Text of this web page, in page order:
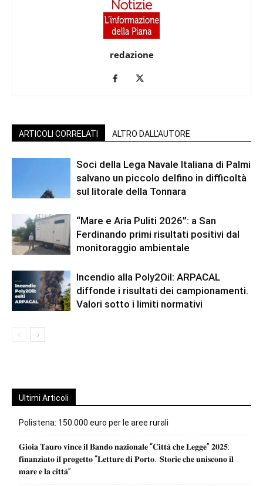
redazione
ARTICOLI CORRELATI ALTRO DALL'AUTORE
Soci della Lega Navale Italiana di Palmi
salvano un piccolo delfino in difficoltà
sul litorale della Tonnara
“Mare e Aria Puliti 2026”: a San
Ferdinando primi risultati positivi dal
monitoraggio ambientale
Incendio alla Poly2Oil: ARPACAL
diffonde i risultati dei campionamenti.
Valori sotto i limiti normativi
Ultimi Articoli
Polistena: 150.000 euro per le aree rurali
𝐆𝐢𝐨𝐢𝐚 𝐓𝐚𝐮𝐫𝐨 𝐯𝐢𝐧𝐜𝐞 𝐢𝐥 𝐁𝐚𝐧𝐝𝐨 𝐧𝐚𝐳𝐢𝐨𝐧𝐚𝐥𝐞 “𝐂𝐢𝐭𝐭𝐚̀ 𝐜𝐡𝐞 𝐋𝐞𝐠𝐠𝐞” 𝟐𝟎𝟐𝟓:
𝐟𝐢𝐧𝐚𝐧𝐳𝐢𝐚𝐭𝐨 𝐢𝐥 𝐩𝐫𝐨𝐠𝐞𝐭𝐭𝐨 “𝐋𝐞𝐭𝐭𝐮𝐫𝐞 𝐝𝐢 𝐏𝐨𝐫𝐭𝐨. 𝐒𝐭𝐨𝐫𝐢𝐞 𝐜𝐡𝐞 𝐮𝐧𝐢𝐬𝐜𝐨𝐧𝐨 𝐢𝐥
𝐦𝐚𝐫𝐞 𝐞 𝐥𝐚 𝐜𝐢𝐭𝐭𝐚̀”